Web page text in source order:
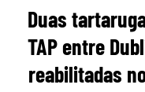
Duas
TAP entre
reabilitadas